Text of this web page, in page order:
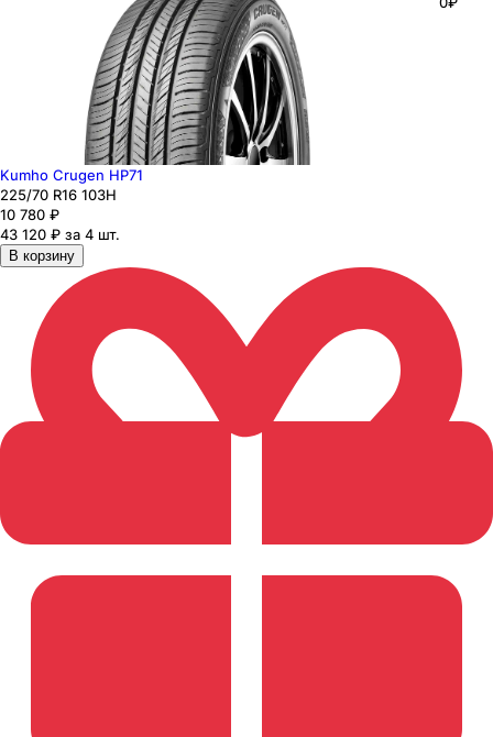
Kumho Crugen HP71
225/70 R16 103H
10 780 ₽
43 120 ₽ за 4 шт.
В корзину